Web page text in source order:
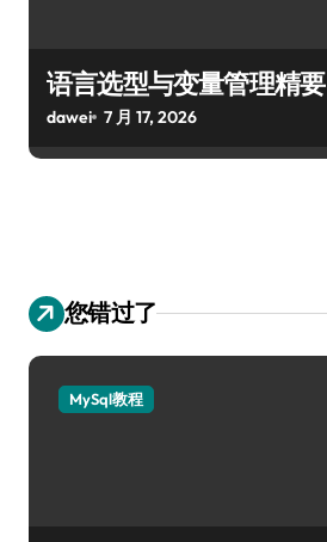
语言选型与变量管理精要
dawei 7 月 17, 2026
您错过了
MySql教程